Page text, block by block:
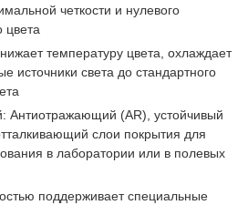
четкости и нулевого
цвета
температуру цвета, охлаждает
источники света до стандартного
Антиотражающий (AR), устойчивый
слои покрытия для
в лаборатории или в полевых
поддерживает специальные